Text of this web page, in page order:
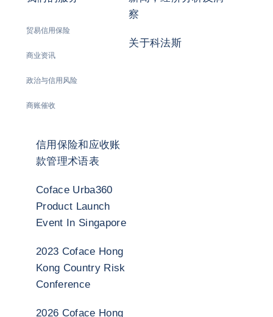
贸易信用保险
商业资讯
政治与信用风险
商账催收
察
关于科法斯
信用保险和应收账
款管理术语表
Coface Urba360
Product Launch
Event In Singapore
2023 Coface Hong
Kong Country Risk
Conference
2026 Coface Hong